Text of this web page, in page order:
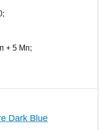
+ 5 Мп;
Dark Blue